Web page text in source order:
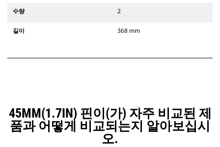
수량 2
길이 368 mm
45MM(1.7IN) 핀이(가) 자주 비교된 제
품과 어떻게 비교되는지 알아보십시
오.